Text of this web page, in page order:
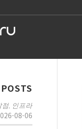
점, 인프라
08-06